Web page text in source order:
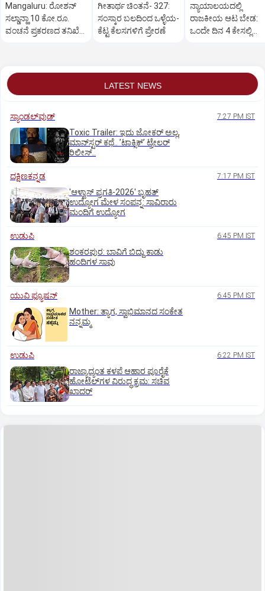
Mangaluru: ರೋಶನ್‌
ಸಲ್ಡಾನ್ಹಾ 10 ಕೋ.ರೂ.
ವಂಚನೆ ಪ್ರಕರಣದ ತನಿಖೆ
ಗೀತಾರ್ಥ ಚಿಂತನೆ- 327:
ಸಂಸ್ಕಾರ ಬಲದಿಂದ ಒಳ್ಳೆಯ-
ಕೆಟ್ಟ ಕೆಲಸಗಳಿಗೆ ಪ್ರೇರಣೆ
ನ್ಯಾಯಾಲಯದಲ್ಲಿ
ರಾಜಕೀಯ ಆಟ ಬೇಡ:
ಒಂದೇ ದಿನ 4 ಕೇಸಲ್ಲಿ
LATEST NEWS
ಸ್ಯಾಂಡಲ್‌ವುಡ್‌ 7:27 PM IST
Toxic Trailer: ಇದು ಜೋಕರ್‌ ಅಲ್ಲ,
ಮಾನ್‌ಸ್ಟರ್‌ ಕಥೆ.. ʼಟಾಕ್ಸಿಕ್‌ʼ ಟ್ರೇಲರ್‌
ರಿಲೀಸ್..
ದಕ್ಷಿಣಕನ್ನಡ 7:17 PM IST
'ಆಳ್ವಾಸ್‌ ಪ್ರಗತಿ-2026' ಬೃಹತ್
ಉದ್ಯೋಗ ಮೇಳ ಸಂಪನ್ನ: ಸಾವಿರಾರು
ಮಂದಿಗೆ ಉದ್ಯೋಗ
ಉಡುಪಿ 6:45 PM IST
ಶಂಕರಪುರ: ಬಾವಿಗೆ ಬಿದ್ದು ಕಾಡು
ಹಂದಿಗಳ ಸಾವು
ಯುವಿ ಫ್ಯೂಷನ್ 6:45 PM IST
Mother: ತ್ಯಾಗ, ಸ್ವಾಭಿಮಾನದ ಸಂಕೇತ
ನನ್ನಮ್ಮ
ಉಡುಪಿ 6:22 PM IST
ರಾಜ್ಯಾದ್ಯಂತ ಕಳಪೆ ಆಹಾರ ಪೂರೈಕೆ
ಹೋಟೆಲ್‌ಗಳ ವಿರುದ್ಧ ಕ್ರಮ: ಸಚಿವ
ಖಾದರ್